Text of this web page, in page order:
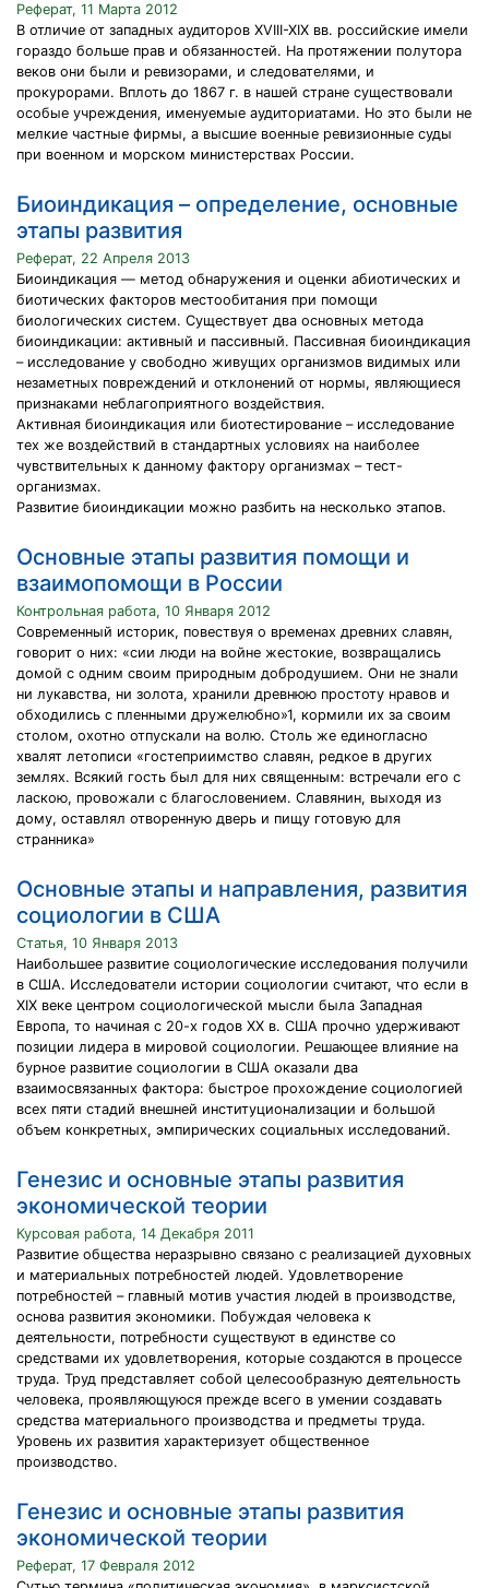
Реферат, 11 Марта 2012
В отличие от западных аудиторов XVIII-XIX вв. российские имели
гораздо больше прав и обязанностей. На протяжении полутора
веков они были и ревизорами, и следователями, и
прокурорами. Вплоть до 1867 г. в нашей стране существовали
особые учреждения, именуемые аудиториатами. Но это были не
мелкие частные фирмы, а высшие военные ревизионные суды
при военном и морском министерствах России.
Биоиндикация – определение, основные
этапы развития
Реферат, 22 Апреля 2013
Биоиндикация — метод обнаружения и оценки абиотических и
биотических факторов местообитания при помощи
биологических систем. Существует два основных метода
биоиндикации: активный и пассивный. Пассивная биоиндикация
– исследование у свободно живущих организмов видимых или
незаметных повреждений и отклонений от нормы, являющиеся
признаками неблагоприятного воздействия.
Активная биоиндикация или биотестирование – исследование
тех же воздействий в стандартных условиях на наиболее
чувствительных к данному фактору организмах – тест-
организмах.
Развитие биоиндикации можно разбить на несколько этапов.
Основные этапы развития помощи и
взаимопомощи в России
Контрольная работа, 10 Января 2012
Современный историк, повествуя о временах древних славян,
говорит о них: «сии люди на войне жестокие, возвращались
домой с одним своим природным добродушием. Они не знали
ни лукавства, ни золота, хранили древнюю простоту нравов и
обходились с пленными дружелюбно»1, кормили их за своим
столом, охотно отпускали на волю. Столь же единогласно
хвалят летописи «гостеприимство славян, редкое в других
землях. Всякий гость был для них священным: встречали его с
ласкою, провожали с благословением. Славянин, выходя из
дому, оставлял отворенную дверь и пищу готовую для
странника»
Основные этапы и направления, развития
социологии в США
Статья, 10 Января 2013
Наибольшее развитие социологические исследования получили
в США. Исследователи истории социологии считают, что если в
XIX веке центром социологической мысли была Западная
Европа, то начиная с 20-х годов XX в. США прочно удерживают
позиции лидера в мировой социологии. Решающее влияние на
бурное развитие социологии в США оказали два
взаимосвязанных фактора: быстрое прохождение социологией
всех пяти стадий внешней институционализации и большой
объем конкретных, эмпирических социальных исследований.
Генезис и основные этапы развития
экономической теории
Курсовая работа, 14 Декабря 2011
Развитие общества неразрывно связано с реализацией духовных
и материальных потребностей людей. Удовлетворение
потребностей – главный мотив участия людей в производстве,
основа развития экономики. Побуждая человека к
деятельности, потребности существуют в единстве со
средствами их удовлетворения, которые создаются в процессе
труда. Труд представляет собой целесообразную деятельность
человека, проявляющуюся прежде всего в умении создавать
средства материального производства и предметы труда.
Уровень их развития характеризует общественное
производство.
Генезис и основные этапы развития
экономической теории
Реферат, 17 Февраля 2012